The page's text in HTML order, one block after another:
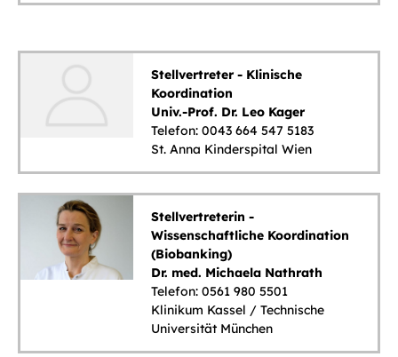
Stellvertreter - Klinische
Koordination
Univ.-Prof. Dr. Leo Kager
Telefon: 0043 664 547 5183
St. Anna Kinderspital Wien
Stellvertreterin -
Wissenschaftliche Koordination
(Biobanking)
Dr. med. Michaela Nathrath
Telefon: 0561 980 5501
Klinikum Kassel / Technische
Universität München